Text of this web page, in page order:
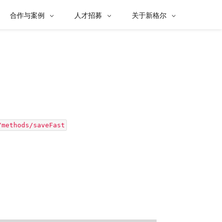
合作与案例  人才招募  关于新格尔 
saveFast